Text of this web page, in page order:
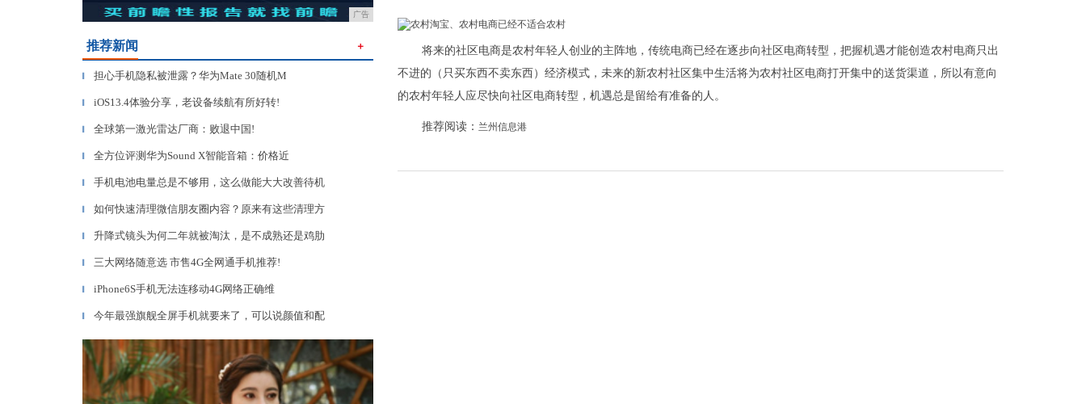
广告
推荐新闻 ＋
▎ 担心手机隐私被泄露？华为Mate 30随机M
▎ iOS13.4体验分享，老设备续航有所好转!
▎ 全球第一激光雷达厂商：败退中国!
▎ 全方位评测华为Sound X智能音箱：价格近
▎ 手机电池电量总是不够用，这么做能大大改善待机
▎ 如何快速清理微信朋友圈内容？原来有这些清理方
▎ 升降式镜头为何二年就被淘汰，是不成熟还是鸡肋
▎ 三大网络随意选 市售4G全网通手机推荐!
▎ iPhone6S手机无法连移动4G网络正确维
▎ 今年最强旗舰全屏手机就要来了，可以说颜值和配
将来的社区电商是农村年轻人创业的主阵地，传统电商已经在逐步向社区电商转型，把握机遇才能创造农村电商只出
不进的（只买东西不卖东西）经济模式，未来的新农村社区集中生活将为农村社区电商打开集中的送货渠道，所以有意向
的农村年轻人应尽快向社区电商转型，机遇总是留给有准备的人。
推荐阅读： 兰州信息港